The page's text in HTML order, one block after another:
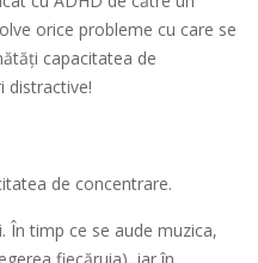
orice probleme cu care se
capacitatea de
distractive!
de concentrare.
timp ce se aude muzica,